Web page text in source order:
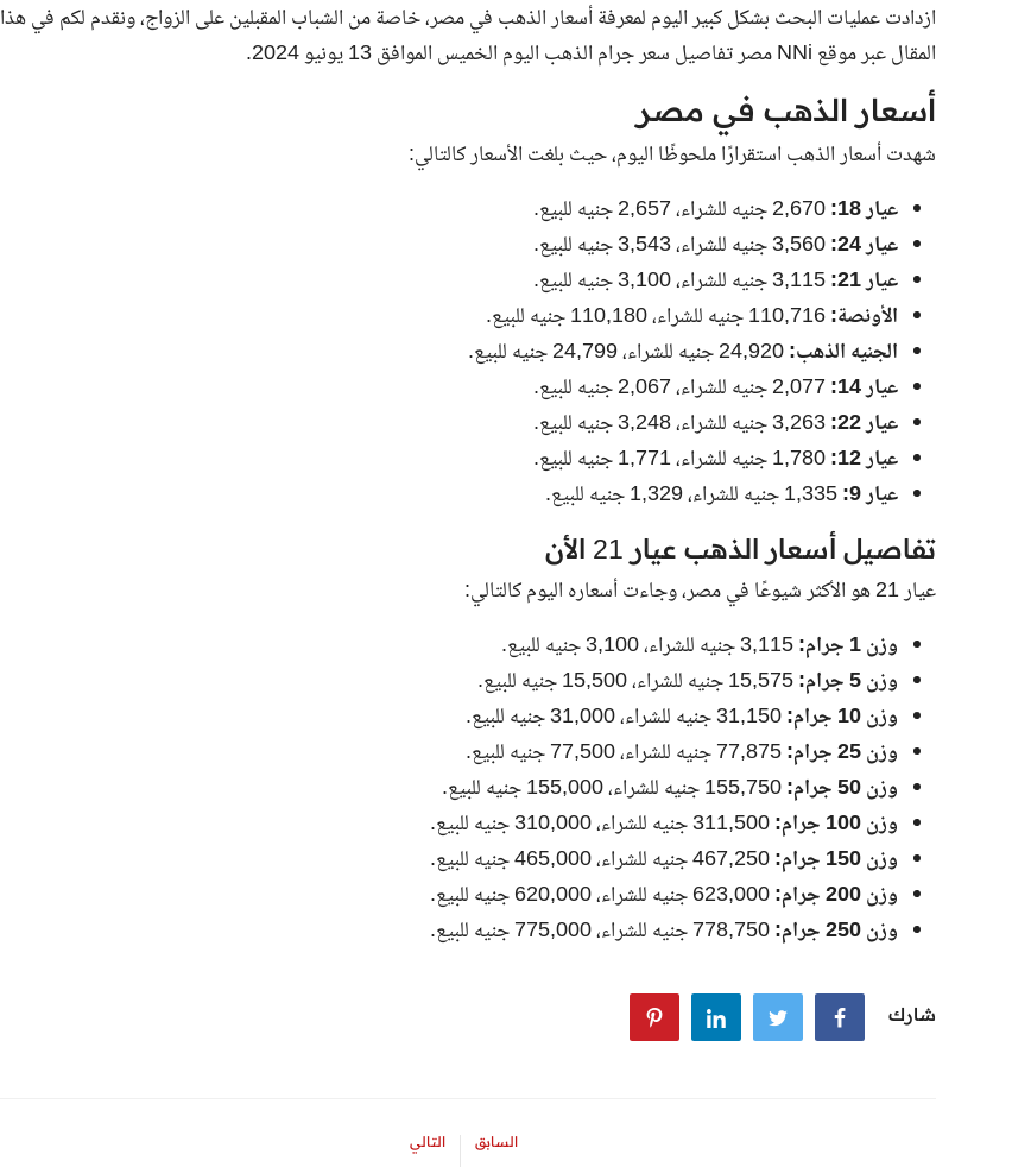
ازدادت عمليات البحث بشكل كبير اليوم لمعرفة أسعار الذهب في مصر، خاصة من الشباب المقبلين على الزواج، ونقدم لكم في هذا
المقال عبر موقع NNi مصر تفاصيل سعر جرام الذهب اليوم الخميس الموافق 13 يونيو 2024.
أسعار الذهب في مصر
شهدت أسعار الذهب استقرارًا ملحوظًا اليوم، حيث بلغت الأسعار كالتالي:
عيار 18:
عيار 24:
عيار 21:
الأونصة:
الجنيه الذهب:
عيار 14:
عيار 22:
عيار 12:
عيار 9:
تفاصيل أسعار الذهب عيار 21 الأن
عيار 21 هو الأكثر شيوعًا في مصر، وجاءت أسعاره اليوم كالتالي:
وزن 1 جرام:
وزن 5 جرام:
وزن 10 جرام:
وزن 25 جرام:
وزن 50 جرام:
وزن 100 جرام:
وزن 150 جرام:
وزن 200 جرام:
وزن 250 جرام:
شارك
السابق التالي